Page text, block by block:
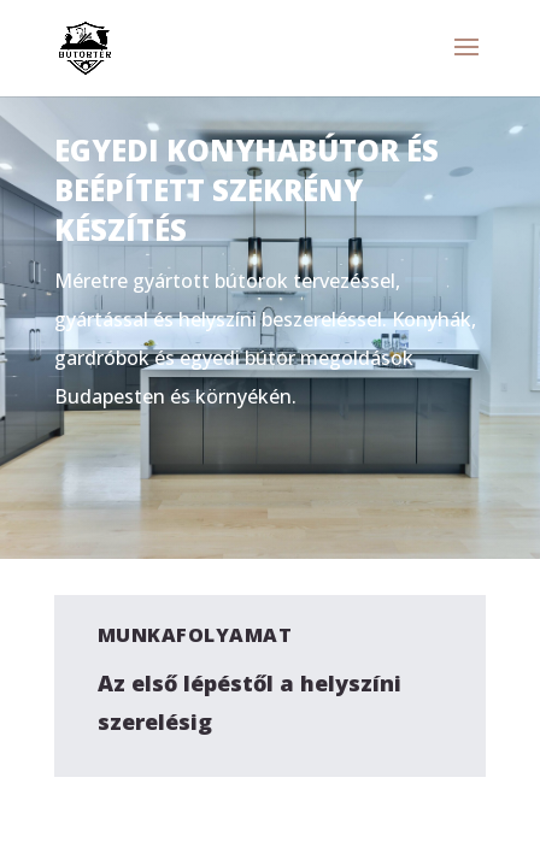
EGYEDI KONYHABÚTOR ÉS
BEÉPÍTETT SZEKRÉNY
KÉSZÍTÉS
Méretre gyártott bútorok tervezéssel,
gyártással és helyszíni beszereléssel. Konyhák,
gardróbok és egyedi bútor megoldások
Budapesten és környékén.
MUNKAFOLYAMAT
Az első lépéstől a helyszíni
szerelésig